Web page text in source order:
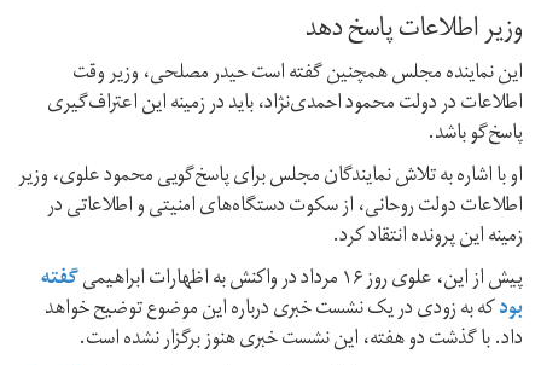
وزیر اطلاعات پاسخ دهد
این نماینده مجلس همچنین گفته است حیدر مصلحی، وزیر وقت
اطلاعات در دولت محمود احمدی‌نژاد، باید در زمینه این اعتراف‌گیری
پاسخ‌گو باشد.
او با اشاره به تلاش نمایندگان مجلس برای پاسخ‌گویی محمود علوی، وزیر
اطلاعات دولت روحانی، از سکوت دستگاه‌های امنیتی و اطلاعاتی در
زمینه این پرونده انتقاد کرد.
پیش از این، علوی روز ۱۶ مرداد در واکنش به اظهارات ابراهیمی
گفته
بودکه به زودی در یک نشست خبری درباره این موضوع توضیح خواهد
داد. با گذشت دو هفته، این نشست خبری هنوز برگزار نشده است.